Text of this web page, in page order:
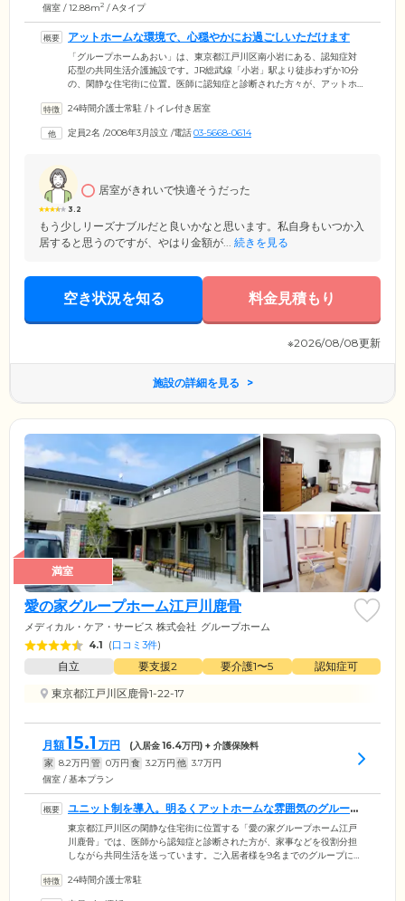
個室 / 12.88m2 / Aタイプ
アットホームな環境で、心穏やかにお過ごしいただけます
「グループホームあおい」は、東京都江戸川区南小岩にある、認知症対
応型の共同生活介護施設です。JR総武線「小岩」駅より徒歩わずか10分
の、閑静な住宅街に位置。医師に認知症と診断された方々が、アットホ
とともに、ひとつ屋根の下で共同生活を送っています。また、ご入居者
なさまを招いて「家族会」を開催。どんな些細なご要望にも寄り添い、
24時間介護士常駐 /トイレ付き居室
定員2名 /2008年3月設立 /電話03-5668-0614
3.2
居室がきれいで快適そうだった
もう少しリーズナブルだと良いかなと思います。私自身もいつか入
居すると思うのですが、やはり金額が... 続きを見る
空き状況を知る 料金見積もり
※2026/08/08更新
施設の詳細を見る
満室
愛の家グループホーム江戸川鹿骨
メディカル・ケア・サービス 株式会社 グループホーム
4.1 (口コミ3件)
自立 要支援2 要介護1〜5
認知症可
東京都江戸川区鹿骨1-22-17
月額15.1 万円 (入居金16.4万円) + 介護保険料
家 8.2万円 管 0万円 食 3.2万円 他 3.7万円
個室 / 基本プラン
ユニット制を導入。明るくアットホームな雰囲気のグループ
ホームです
東京都江戸川区の閑静な住宅街に位置する「愛の家グループホーム江戸
川鹿骨」では、医師から認知症と診断された方が、家事などを役割分担
しながら共同生活を送っています。ご入居者様を9名までのグループに分
「ユニット制」を導入しています。認知症の症状緩和を目指し、お食事
24時間介護士常駐